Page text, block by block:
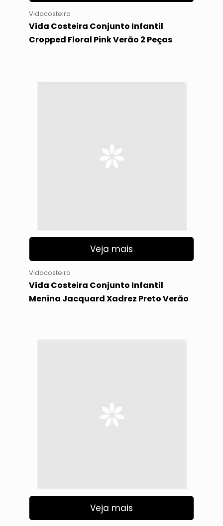
Vidacosteira
Vida Costeira Conjunto Infantil
Cropped Floral Pink Verão 2 Peças
Veja mais
Vidacosteira
Vida Costeira Conjunto Infantil
Menina Jacquard Xadrez Preto Verão
Veja mais